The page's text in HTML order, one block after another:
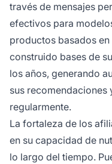
través de mensajes
efectivos para
productos basados
construido bases de
los años, generando
sus recomendaciones
regularmente.
La fortaleza de los
en su capacidad de
lo largo del tiempo.